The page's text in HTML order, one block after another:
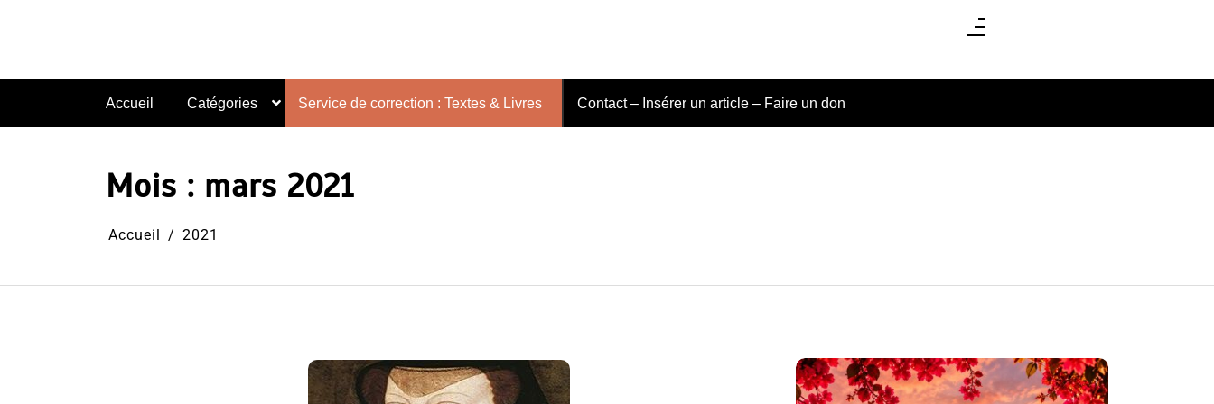
Accueil Catégories Service de correction : Textes & Livres Contact – Insérer un article – Faire un don
Mois : mars 2021
Accueil 2021